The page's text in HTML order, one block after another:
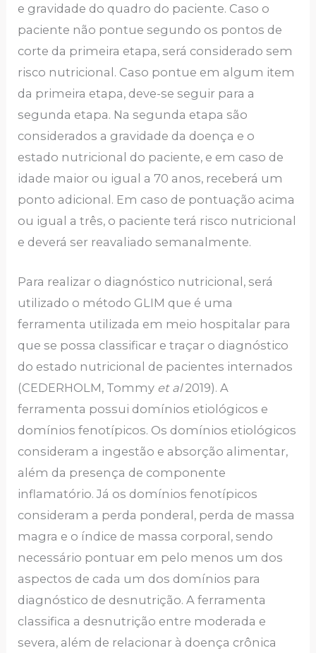
e gravidade do quadro do paciente. Caso o
paciente não pontue segundo os pontos de
corte da primeira etapa, será considerado sem
risco nutricional. Caso pontue em algum item
da primeira etapa, deve-se seguir para a
segunda etapa. Na segunda etapa são
considerados a gravidade da doença e o
estado nutricional do paciente, e em caso de
idade maior ou igual a 70 anos, receberá um
ponto adicional. Em caso de pontuação acima
ou igual a três, o paciente terá risco nutricional
e deverá ser reavaliado semanalmente.
Para realizar o diagnóstico nutricional, será
utilizado o método GLIM que é uma
ferramenta utilizada em meio hospitalar para
que se possa classificar e traçar o diagnóstico
do estado nutricional de pacientes internados
(CEDERHOLM, Tommy et al2019). A
ferramenta possui domínios etiológicos e
domínios fenotípicos. Os domínios etiológicos
consideram a ingestão e absorção alimentar,
além da presença de componente
inflamatório. Já os domínios fenotípicos
consideram a perda ponderal, perda de massa
magra e o índice de massa corporal, sendo
necessário pontuar em pelo menos um dos
aspectos de cada um dos domínios para
diagnóstico de desnutrição. A ferramenta
classifica a desnutrição entre moderada e
severa, além de relacionar à doença crônica